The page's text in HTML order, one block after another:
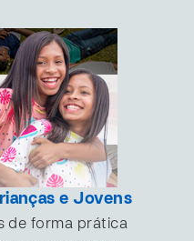
e Jovens
de forma prática